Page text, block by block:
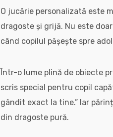
O jucărie personalizată este
dragoste și grijă. Nu este
când copilul pășește spre
Într-o lume plină de obiecte
scris special pentru copil
gândit exact la tine.” Iar
din dragoste pură.